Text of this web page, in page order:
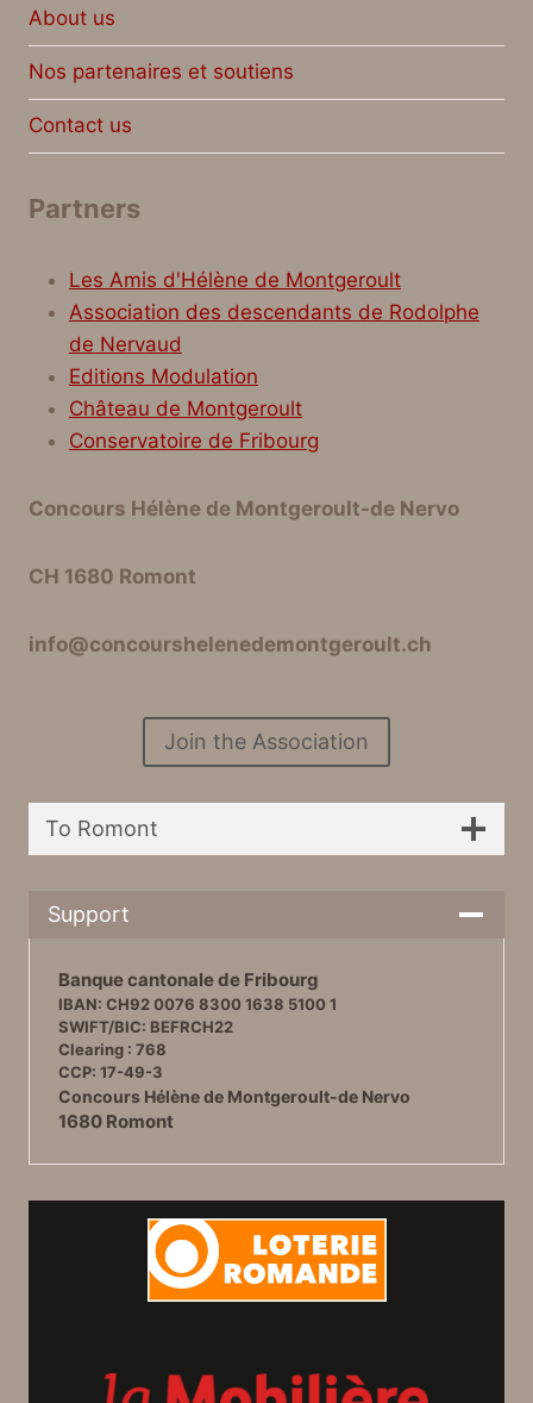
About us
Nos partenaires et soutiens
Contact us
Partners
Les Amis d'Hélène de Montgeroult
Association des descendants de Rodolphe
de Nervaud
Editions Modulation
Château de Montgeroult
Conservatoire de Fribourg
Concours Hélène de Montgeroult-de Nervo
CH 1680 Romont
info@concourshelenedemontgeroult.ch
Join the Association
To Romont
Support
Banque cantonale de Fribourg
IBAN: CH92 0076 8300 1638 5100 1
SWIFT/BIC: BEFRCH22
Clearing : 768
CCP: 17-49-3
Concours Hélène de Montgeroult-de Nervo
1680 Romont